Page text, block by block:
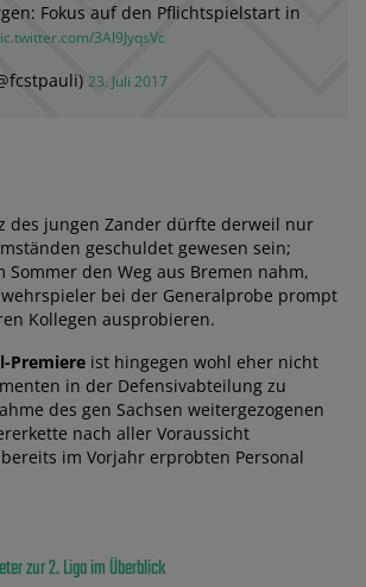
Fokus auf den Pflichtspielstart in
3Al9JyqsVc
23. Juli 2017
des jungen Zander dürfte derweil nur
geschuldet gewesen sein;
Sommer den Weg aus Bremen nahm,
bei der Generalprobe prompt
Kollegen ausprobieren.
Premiere ist hingegen wohl eher nicht
in der Defensivabteilung zu
des gen Sachsen weitergezogenen
nach aller Voraussicht
im Vorjahr erprobten Personal
zur 2. Liga im Überblick